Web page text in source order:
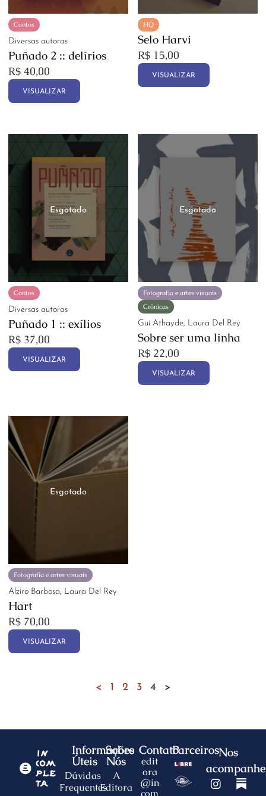
Contos
Diversas autoras
Puñado 2 :: delírios
R$ 40,00
VISUALIZAR
HQ
Selo Harvi
R$ 15,00
VISUALIZAR
Contos
Diversas autoras
Puñado 1 :: exílios
R$ 37,00
VISUALIZAR
Crônicas
Fotografia e artes visuais
Gui Athayde, Laura Del Rey
Sobre ser uma linha
R$ 22,00
VISUALIZAR
Fotografia e artes visuais
Alziro Barbosa, Laura Del Rey
Hart
R$ 70,00
VISUALIZAR
< 1 2 3 4 >
Informações
Úteis
Dúvidas
Frequentes
Sobre
Nós
A
Editora
Contato
edit
ora
@in
com
ParceirosNos